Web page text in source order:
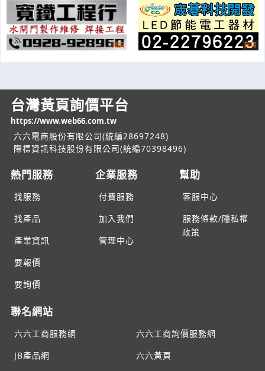
台灣黃頁詢價平台
https://www.web66.com.tw
六六電商股份有限公司(統編28697248)
際標資訊科技股份有限公司(統編70398496)
熱門服務
找服務
找產品
產業資訊
要報價
要詢價
企業服務
付費服務
加入我們
管理中心
幫助
客服中心
服務條款/隱私權
政策
聯名網站
六六工商服務網
六六工商詢價服務網
JB產品網
六六黃頁